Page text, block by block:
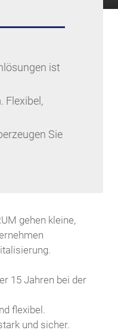
ist
Flexibel,
Sie
gehen kleine,
15 Jahren bei der
flexibel.
und sicher.